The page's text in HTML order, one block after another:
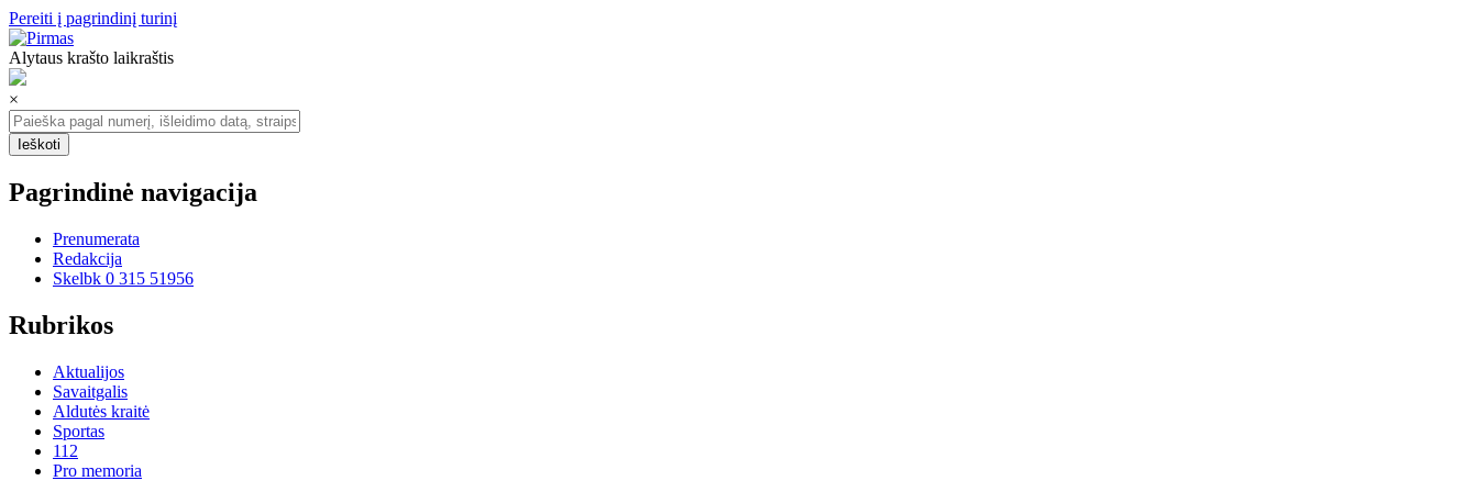
Pereiti į pagrindinį turinį
Alytaus krašto laikraštis
×
Pagrindinė navigacija
Prenumerata
Redakcija
Skelbk 0 315 51956
Rubrikos
Aktualijos
Savaitgalis
Aldutės kraitė
Sportas
112
Pro memoria